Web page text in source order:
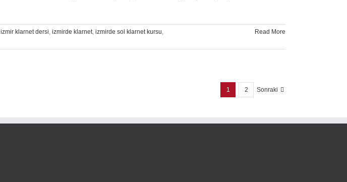
izmir klarnet dersi, izmirde klarnet, izmirde sol klarnet kursu,
Read More
1 2 Sonraki